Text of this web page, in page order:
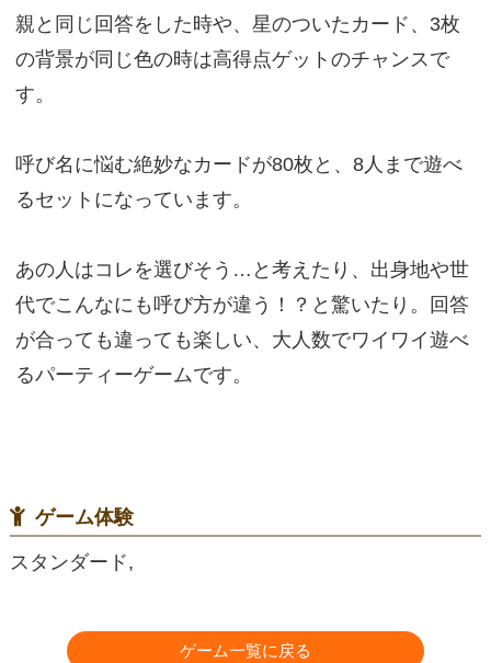
親と同じ回答をした時や、星のついたカード、3枚
の背景が同じ色の時は高得点ゲットのチャンスで
す。
呼び名に悩む絶妙なカードが80枚と、8人まで遊べ
るセットになっています。
あの人はコレを選びそう…と考えたり、出身地や世
代でこんなにも呼び方が違う！？と驚いたり。回答
が合っても違っても楽しい、大人数でワイワイ遊べ
るパーティーゲームです。
ゲーム体験
スタンダード,
ゲーム一覧に戻る